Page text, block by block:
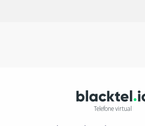
Telefone virtual